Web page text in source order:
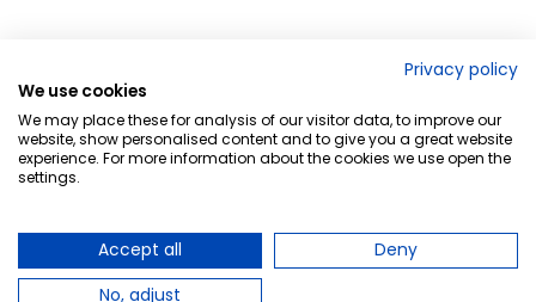
Privacy policy
We use cookies
We may place these for analysis of our visitor data, to improve our
website, show personalised content and to give you a great website
experience. For more information about the cookies we use open the
settings.
Accept all
Deny
No, adjust